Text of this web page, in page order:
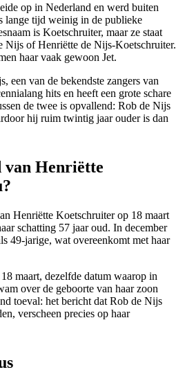
op in Nederland en werd buiten
lange tijd weinig in de publieke
is Koetschruiter, maar ze staat
Nijs of Henriëtte de Nijs-Koetschruiter.
haar vaak gewoon Jet.
een van de bekendste zangers van
hits en heeft een grote schare
de twee is opvallend: Rob de Nijs
hij ruim twintig jaar ouder is dan
van Henriëtte
Henriëtte Koetschruiter op 18 maart
schatting 57 jaar oud. In december
49-jarige, wat overeenkomt met haar
maart, dezelfde datum waarop in
over de geboorte van haar zoon
toeval: het bericht dat Rob de Nijs
verscheen precies op haar